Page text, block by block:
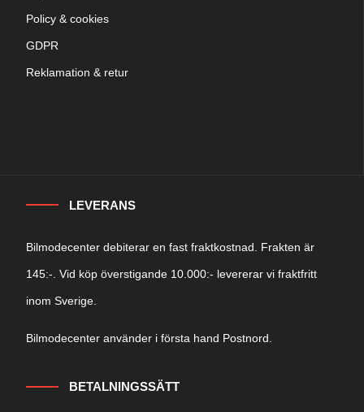
Policy & cookies
GDPR
Reklamation & retur
LEVERANS
Bilmodecenter debiterar en fast fraktkostnad. Frakten är
145:-. Vid köp överstigande 10.000:- levererar vi fraktfritt
inom Sverige.
Bilmodecenter använder i första hand Postnord.
BETALNINGSSÄTT